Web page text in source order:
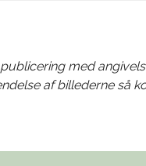
med
af billederne så